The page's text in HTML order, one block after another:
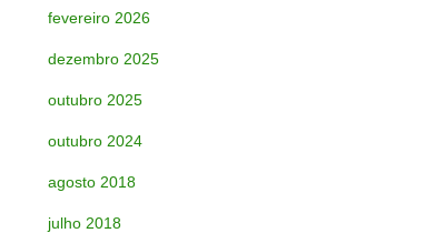
fevereiro 2026
dezembro 2025
outubro 2025
outubro 2024
agosto 2018
julho 2018